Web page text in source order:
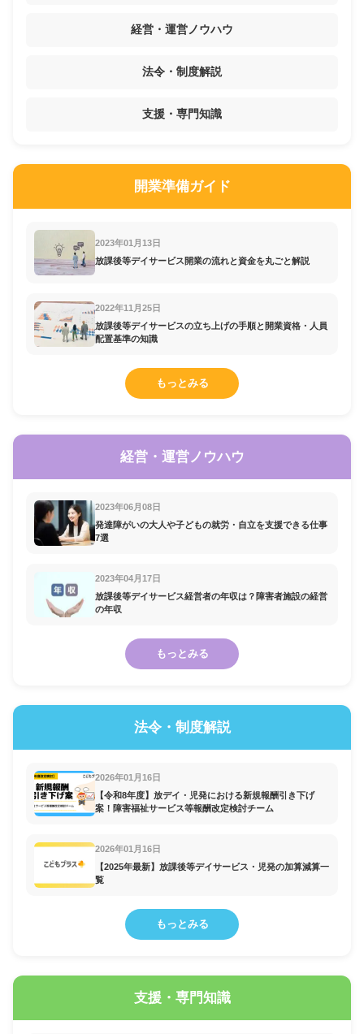
経営・運営ノウハウ
法令・制度解説
支援・専門知識
開業準備ガイド
2023年01月13日
放課後等デイサービス開業の流れと資金を丸ごと解説
2022年11月25日
放課後等デイサービスの立ち上げの手順と開業資格・人員
配置基準の知識
もっとみる
経営・運営ノウハウ
2023年06月08日
発達障がいの大人や子どもの就労・自立を支援できる仕事
7選
2023年04月17日
放課後等デイサービス経営者の年収は？障害者施設の経営
の年収
もっとみる
法令・制度解説
2026年01月16日
【令和8年度】放デイ・児発における新規報酬引き下げ
案！障害福祉サービス等報酬改定検討チーム
2026年01月16日
【2025年最新】放課後等デイサービス・児発の加算減算一
覧
もっとみる
支援・専門知識